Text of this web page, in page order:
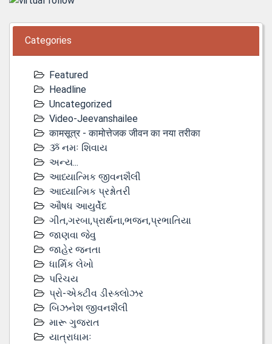
Categories
Featured
Headline
Uncategorized
Video-Jeevanshailee
कामसूत्र - कामोत्तेजक जीवन का नया तरीका
ૐ નમઃ શિવાય
અન્ય...
આધ્યાત્મિક જીવનશૈલી
આધ્યાત્મિક પ્રશ્નોતરી
ઔષધ આયુર્વેદ
ગીત,ગરબા,પ્રાર્થના,ભજન,પ્રભાતિયા
જાણવા જેવુ
જાહેર જનતા
ધાર્મિક લેખો
પરિચય
પ્રો-એક્ટીવ ડીસ્‍ક્લોઝર
બિઝનેશ જીવનશૈલી
મારૂ ગુજરાત
યાત્રાધામઃ